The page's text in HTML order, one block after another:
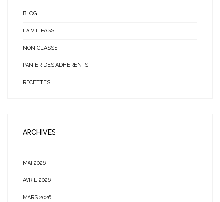
BLOG
LA VIE PASSÉE
NON CLASSÉ
PANIER DES ADHÉRENTS
RECETTES
ARCHIVES
MAI 2026
AVRIL 2026
MARS 2026